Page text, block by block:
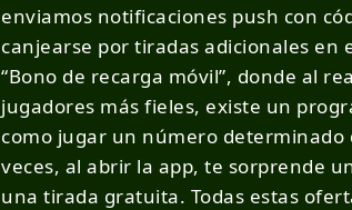
enviamos notificaciones push con
canjearse por tiradas adicionales en
“Bono de recarga móvil”, donde al
jugadores más fieles, existe un
como jugar un número determinado
veces, al abrir la app, te sorprende
una tirada gratuita. Todas estas